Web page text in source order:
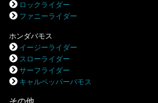
ロックライダー
ファニーライダー
ホンダバモス
イージーライダー
スローライダー
サーフライダー
キャルペッパーバモス